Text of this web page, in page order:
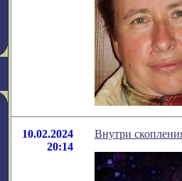
10.02.2024
20:14
Внутри